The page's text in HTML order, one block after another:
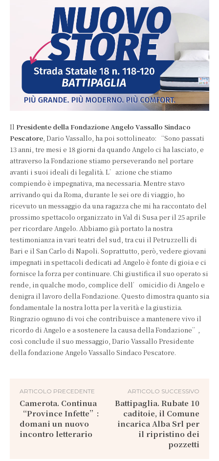
Il Presidente della Fondazione Angelo Vassallo Sindaco
Pescatore, Dario Vassallo, ha poi sottolineato: “Sono passati
13 anni, tre mesi e 18 giorni da quando Angelo ci ha lasciato, e
attraverso la Fondazione stiamo perseverando nel portare
avanti i suoi ideali di legalità. L’azione che stiamo
compiendo è impegnativa, ma necessaria. Mentre stavo
arrivando qui da Roma, durante le sei ore di viaggio, ho
ricevuto un messaggio da una ragazza che mi ha raccontato del
prossimo spettacolo organizzato in Val di Susa per il 25 aprile
per ricordare Angelo. Abbiamo già portato la nostra
testimonianza in vari teatri del sud, tra cui il Petruzzelli di
Bari e il San Carlo di Napoli. Soprattutto, però, vedere giovani
impegnati in spettacoli dedicati ad Angelo è fonte di gioia e ci
fornisce la forza per continuare. Chi giustifica il suo operato si
rende, in qualche modo, complice dell’omicidio di Angelo e
denigra il lavoro della Fondazione. Questo dimostra quanto sia
fondamentale la nostra lotta per la verità e la giustizia.
Ringrazio ognuno di voi che contribuisce a mantenere vivo il
ricordo di Angelo e a sostenere la causa della Fondazione”,
così conclude il suo messaggio, Dario Vassallo Presidente
della fondazione Angelo Vassallo Sindaco Pescatore.
ARTICOLO PRECEDENTE
Camerota. Continua
“Province Infette”:
domani un nuovo
incontro letterario
ARTICOLO SUCCESSIVO
Battipaglia. Rubate 10
caditoie, il Comune
incarica Alba Srl per
il ripristino dei
pozzetti